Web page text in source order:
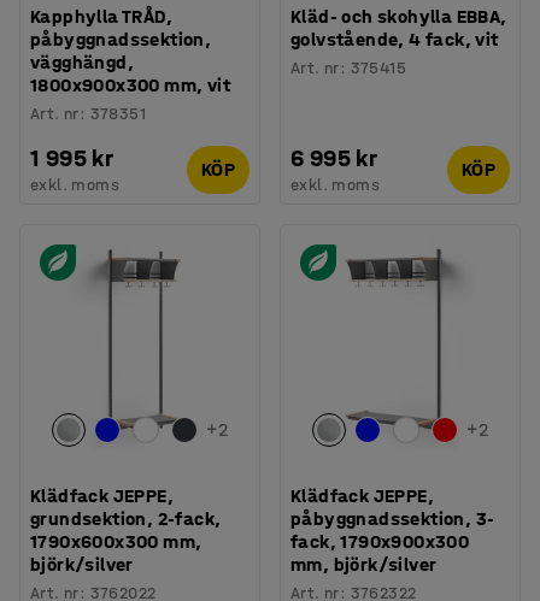
Kapphylla TRÅD,
påbyggnadssektion,
vägghängd,
1800x900x300 mm, vit
Art. nr: 378351
1 995 kr
exkl. moms
KÖP
Kläd- och skohylla EBBA,
golvstående, 4 fack, vit
Art. nr: 375415
6 995 kr
exkl. moms
KÖP
+2
Klädfack JEPPE,
grundsektion, 2-fack,
1790x600x300 mm,
björk/silver
Art. nr: 3762022
+2
Klädfack JEPPE,
påbyggnadssektion, 3-
fack, 1790x900x300
mm, björk/silver
Art. nr: 3762322